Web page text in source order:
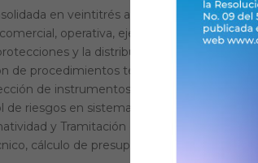
en veintitrés años de trabajo en el
operativa, ejecutiva y de diseño de
y la distribución de Energía
de procedimientos técnicos para maniobras
de instrumentos de medición en
riesgos en sistemas de transmisión y
y Tramitación de certificaciones con
cálculo de presupuestos y análisis de